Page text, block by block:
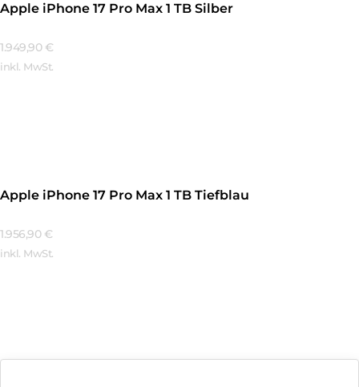
Apple iPhone 17 Pro Max 1 TB Silber
1.949,90 €
inkl. MwSt.
Apple iPhone 17 Pro Max 1 TB Tiefblau
1.956,90 €
inkl. MwSt.